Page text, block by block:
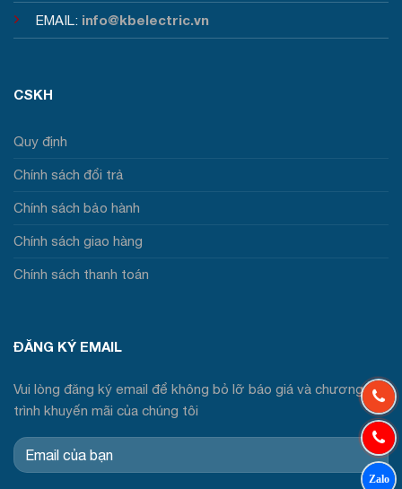
EMAIL: info@kbelectric.vn
CSKH
Quy định
Chính sách đổi trả
Chính sách bảo hành
Chính sách giao hàng
Chính sách thanh toán
ĐĂNG KÝ EMAIL
Vui lòng đăng ký email để không bỏ lỡ báo giá và chương
trình khuyến mãi của chúng tôi